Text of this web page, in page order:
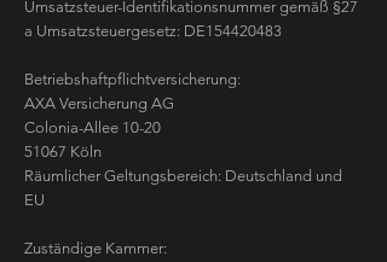
Umsatzsteuer-Identifikationsnummer gemäß §27
a Umsatzsteuergesetz: DE154420483
Betriebshaftpflichtversicherung:
AXA Versicherung AG
Colonia-Allee 10-20
51067 Köln
Räumlicher Geltungsbereich: Deutschland und
EU
Zuständige Kammer: